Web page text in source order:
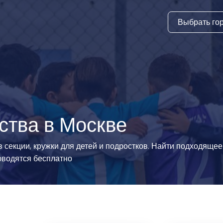
виды
спорт
спорта
Выбрать
в Москве
кружки для детей и подростков. Найти
бесплатно